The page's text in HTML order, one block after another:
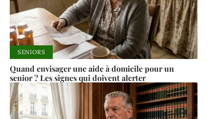
SENIORS
Quand envisager une aide à domicile pour un
senior ? Les signes qui doivent alerter